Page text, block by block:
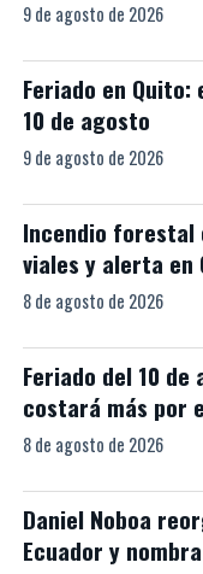
9 de agosto de 2026
Feriado en
10 de agosto
9 de agosto de 2026
Incendio forestal
viales y alerta en
8 de agosto de 2026
Feriado del 10
costará más por
8 de agosto de 2026
Daniel Noboa
Ecuador y